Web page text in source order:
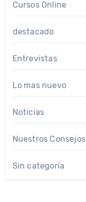
Cursos Online
destacado
Entrevistas
Lo mas nuevo
Noticias
Nuestros Consejos
Sin categoría